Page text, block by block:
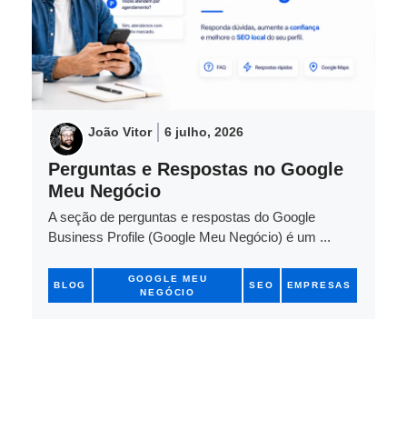
João Vitor 6 julho, 2026
Perguntas e Respostas no Google
Meu Negócio
A seção de perguntas e respostas do Google
Business Profile (Google Meu Negócio) é um ...
BLOG
GOOGLE MEU
NEGÓCIO
SEO EMPRESAS